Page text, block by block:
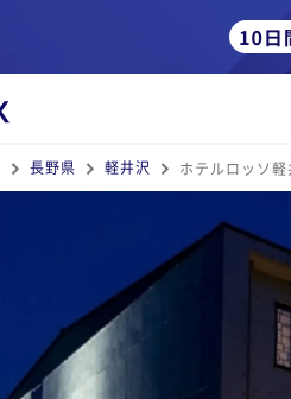
長野県 軽井沢 ホテルロッソ軽